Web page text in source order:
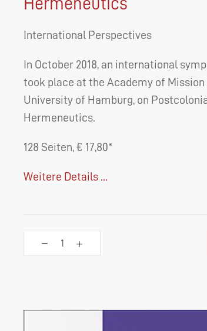
International Perspectives
In October 2018, an international
took place at the Academy of Mission
University of Hamburg, on
Hermeneutics.
128 Seiten, € 17,80*
Weitere Details ...